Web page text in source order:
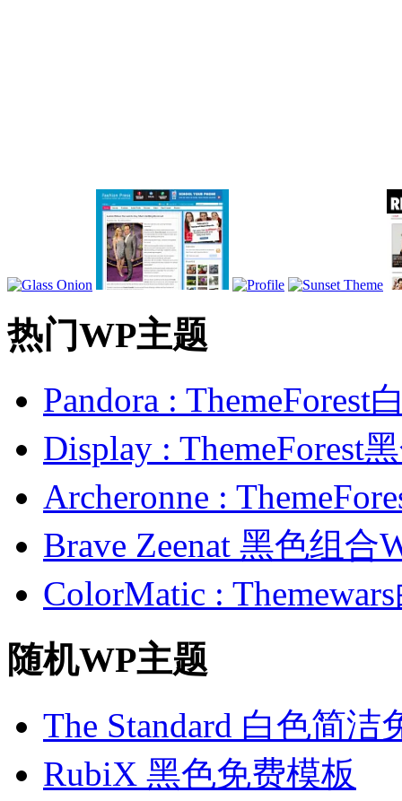
热门WP主题
Pandora : ThemeForest
Display : ThemeForest
Archeronne :
Brave Zeenat 黑色组合
ColorMatic :
随机WP主题
The Standard 白色简洁
RubiX 黑色免费模板